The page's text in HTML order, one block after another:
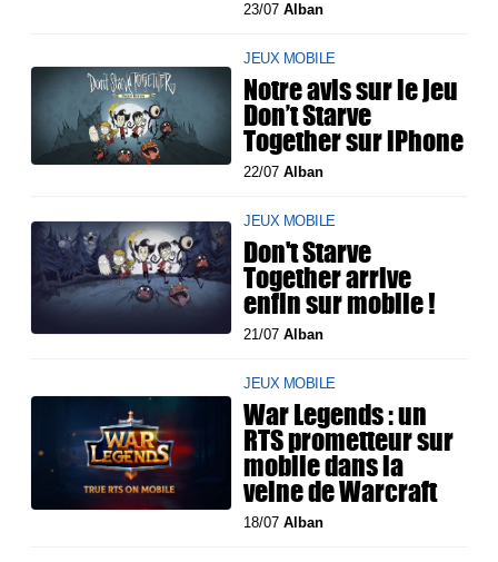
23/07Alban
JEUX MOBILE
Notre avis sur le jeu
Don’t Starve
Together sur iPhone
22/07Alban
JEUX MOBILE
Don't Starve
Together arrive
enfin sur mobile !
21/07Alban
JEUX MOBILE
War Legends : un
RTS prometteur sur
mobile dans la
veine de Warcraft
18/07Alban